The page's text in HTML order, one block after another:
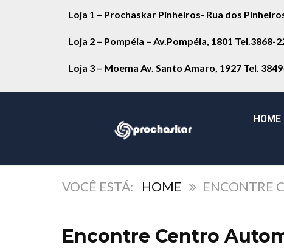
Loja 1 – Prochaskar Pinheiros- Rua dos
Loja 2 – Pompéia – Av.Pompéia, 1801
Loja 3 – Moema Av. Santo Amaro, 1927 Tel.
HOME
HOME ENCONTRE
Encontre Centro